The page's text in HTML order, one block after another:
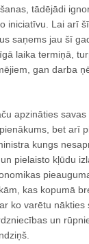
tādējādi
iniciatīvu. Lai arī
saņems jau šī
laika termiņā,
gan darba
apzināties
bet arī
kungs
pielaisto kļūdu
kas kopumā
ko varētu
un